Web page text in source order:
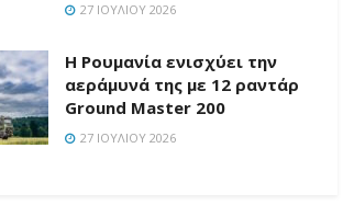
27 ΙΟΥΛΊΟΥ 2026
Η Ρουμανία ενισχύει την
αεράμυνά της με 12 ραντάρ
Ground Master 200
27 ΙΟΥΛΊΟΥ 2026